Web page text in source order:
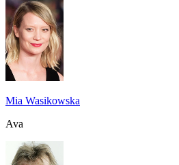
Mia Wasikowska
Ava